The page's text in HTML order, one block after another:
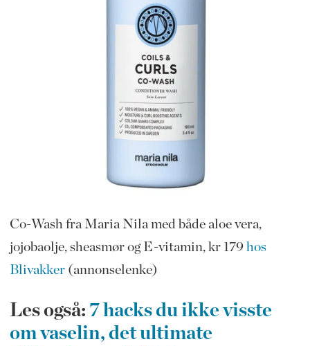
Co-Wash fra Maria Nila med både aloe vera,
jojobaolje, sheasmør og E-vitamin, kr 179 hos
Blivakker(annonselenke)
Les også: 7 hacks du ikke visste
om vaselin, det ultimate